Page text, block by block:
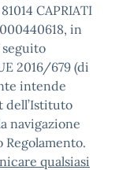
CAPRIATI
in
2016/679 (di
intende
navigazione
qualsiasi